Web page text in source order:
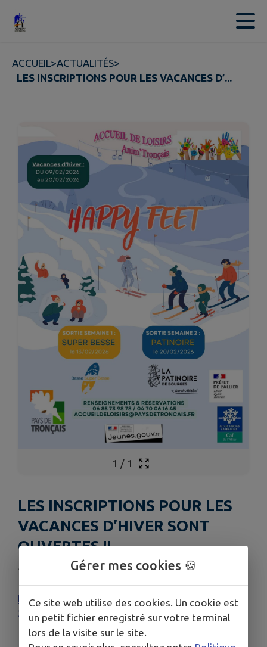
Contenu
ACCUEIL>ACTUALITÉS>
LES INSCRIPTIONS POUR LES VACANCES D’...
1 / 1
LES INSCRIPTIONS POUR LES
VACANCES D’HIVER SONT
OUVERTES !!
Publié le vendredi 23 janvier 2026 - Pays de Tronçais
https://www.paysdetroncais.fr/accueil-de-loisirs-
2/
Gérer mes cookies 🍪
Ce site web utilise des cookies. Un cookie est
un petit fichier enregistré sur votre terminal
lors de la visite sur le site.